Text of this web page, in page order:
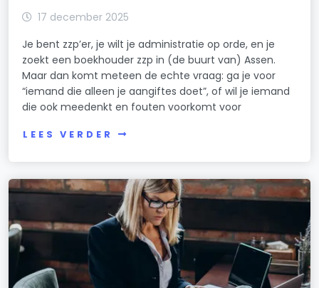
17 december 2025
Je bent zzp’er, je wilt je administratie op orde, en je
zoekt een boekhouder zzp in (de buurt van) Assen.
Maar dan komt meteen de echte vraag: ga je voor
“iemand die alleen je aangiftes doet”, of wil je iemand
die ook meedenkt en fouten voorkomt voor
LEES VERDER